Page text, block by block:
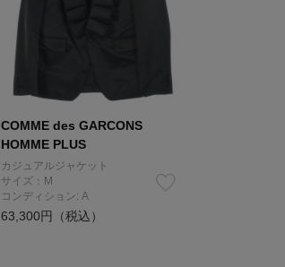
COMME des GARCONS
HOMME PLUS
カジュアルジャケット
サイズ：M
コンディション: A
63,300円（税込）